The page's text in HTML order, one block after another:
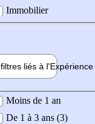
Immobilier
liés à l'Expérience
demandée
Moins de 1 an
De 1 à 3 ans (3)